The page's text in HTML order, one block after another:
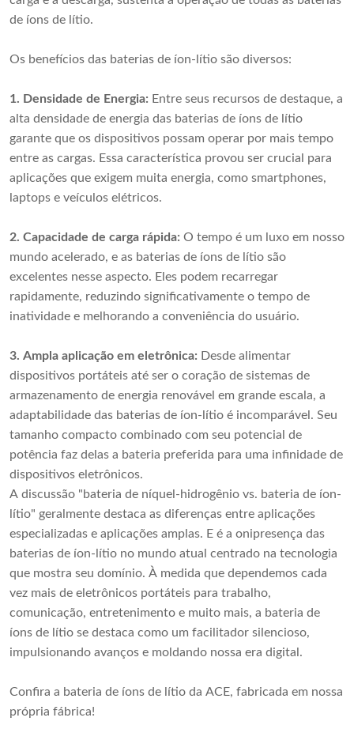
de íons de lítio.
Os benefícios das baterias de íon-lítio são diversos:
1. Densidade de Energia: Entre seus recursos de destaque, a
alta densidade de energia das baterias de íons de lítio
garante que os dispositivos possam operar por mais tempo
entre as cargas. Essa característica provou ser crucial para
aplicações que exigem muita energia, como smartphones,
laptops e veículos elétricos.
2. Capacidade de carga rápida: O tempo é um luxo em nosso
mundo acelerado, e as baterias de íons de lítio são
excelentes nesse aspecto. Eles podem recarregar
rapidamente, reduzindo significativamente o tempo de
inatividade e melhorando a conveniência do usuário.
3. Ampla aplicação em eletrônica: Desde alimentar
dispositivos portáteis até ser o coração de sistemas de
armazenamento de energia renovável em grande escala, a
adaptabilidade das baterias de íon-lítio é incomparável. Seu
tamanho compacto combinado com seu potencial de
potência faz delas a bateria preferida para uma infinidade de
dispositivos eletrônicos.
A discussão "bateria de níquel-hidrogênio vs. bateria de íon-
lítio" geralmente destaca as diferenças entre aplicações
especializadas e aplicações amplas. E é a onipresença das
baterias de íon-lítio no mundo atual centrado na tecnologia
que mostra seu domínio. À medida que dependemos cada
vez mais de eletrônicos portáteis para trabalho,
comunicação, entretenimento e muito mais, a bateria de
íons de lítio se destaca como um facilitador silencioso,
impulsionando avanços e moldando nossa era digital.
Confira a bateria de íons de lítio da ACE, fabricada em nossa
própria fábrica!